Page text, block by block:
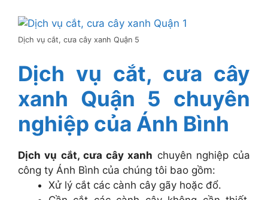
Dịch vụ cắt, cưa cây xanh Quận 5
Dịch vụ cắt, cưa cây
xanh Quận 5 chuyên
nghiệp của Ánh Bình
Dịch vụ cắt, cưa cây xanh chuyên nghiệp của
công ty Ánh Bình của chúng tôi bao gồm:
Xử lý cắt các cành cây gãy hoặc đổ.